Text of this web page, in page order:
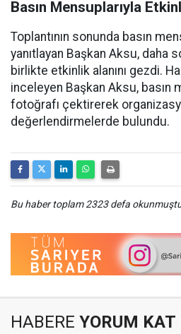
Basın Mensuplarıyla
Toplantının sonunda basın
yanıtlayan Başkan Aksu, daha
birlikte etkinlik alanını gezdi.
inceleyen Başkan Aksu, basın
fotoğrafı çektirerek
değerlendirmelerde bulundu.
Bu haber toplam 2323 defa
HABERE YORUM KAT